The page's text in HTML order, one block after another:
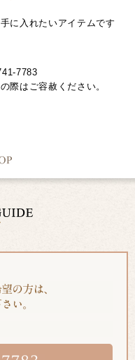
に入れたいアイテムです
7783
際はご容赦ください。